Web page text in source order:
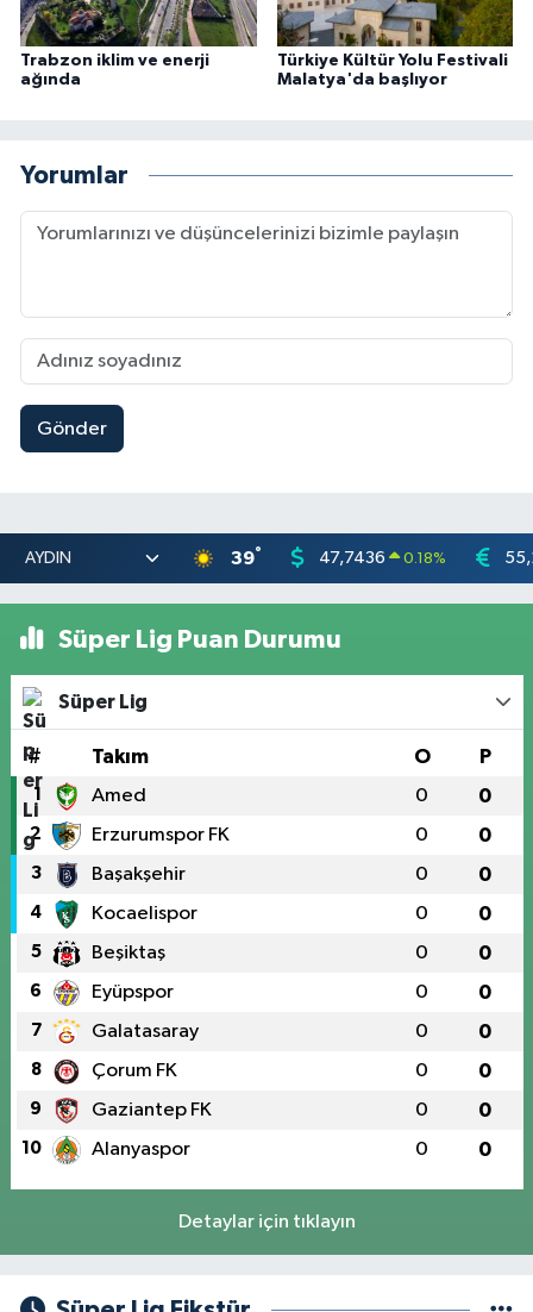
Trabzon iklim ve enerji
ağında
Türkiye Kültür Yolu Festivali
Malatya'da başlıyor
Yorumlar
Gönder
39° 47,7436 0.18%
Süper Lig Puan Durumu
Süper Lig
# Takım O P
1 Amed 0 0
2 Erzurumspor FK 0 0
3 Başakşehir 0 0
4 Kocaelispor 0 0
5 Beşiktaş 0 0
6 Eyüpspor 0 0
7 Galatasaray 0 0
8 Çorum FK 0 0
9 Gaziantep FK 0 0
10 Alanyaspor 0 0
Detaylar için tıklayın